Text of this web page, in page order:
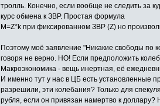
тролль. Конечно, если вообще не следить за
курс обмена к ЗВР. Простая формула
M=Z*k при фиксированном ЗВР (Z) но
Поэтому моё заявление "Никакие свободы по
говоря не верно. НО! Если предположить
Макроэкономика - вещь инертная, её
И именно тут у нас в ЦБ есть установленные
разрешили, эти колебания? Только для
рубля, если он привязан намертво к